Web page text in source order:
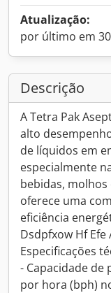
Atualização:
por último em
Descrição
A Tetra Pak
alto
de líquidos em
especialmente
bebidas,
oferece uma
eficiência
Dsdpfxow Hf Efe
Especificações
- Capacidade de
por hora (bph)